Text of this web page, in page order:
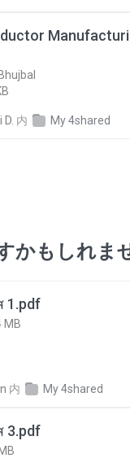
内 My 4shared
かもしれま
1.pdf
MB
内 My 4shared
3.pdf